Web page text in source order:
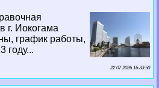
г. Иокогама
график работы,
году...
22 07 2026 16:33:50